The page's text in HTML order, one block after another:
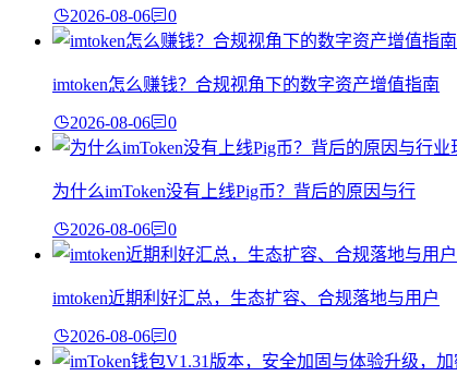
2026-08-06 0
imtoken怎么赚钱？合规视角下的数字资产增值指南
2026-08-06 0
为什么imToken没有上线Pig币？背后的原因与行
2026-08-06 0
imtoken近期利好汇总，生态扩容、合规落地与用户
2026-08-06 0